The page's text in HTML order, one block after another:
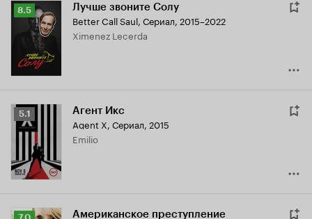
Рейтинг
Кинопоиска
8.5 Лучше звоните Солу
Better Call Saul, Сериал, 2015–2022
Ximenez Lecerda
Рейтинг
Кинопоиска
5.1 Агент Икс
Agent X, Сериал, 2015
Emilio
Рейтинг
Американское преступление